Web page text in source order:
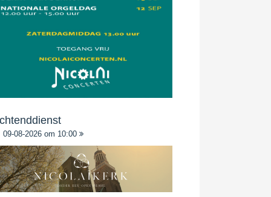
09-08-2026 om 10:00